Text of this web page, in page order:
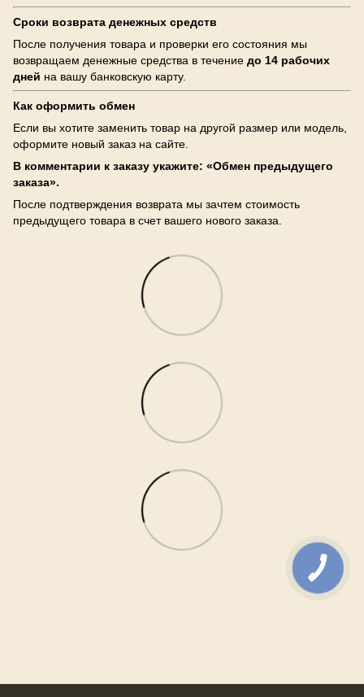
Сроки возврата денежных средств
После получения товара и проверки его состояния мы
возвращаем денежные средства в течение до 14 рабочих
дней на вашу банковскую карту.
Как оформить обмен
Если вы хотите заменить товар на другой размер или модель,
оформите новый заказ на сайте.
В комментарии к заказу укажите: «Обмен предыдущего
заказа».
После подтверждения возврата мы зачтем стоимость
предыдущего товара в счет вашего нового заказа.